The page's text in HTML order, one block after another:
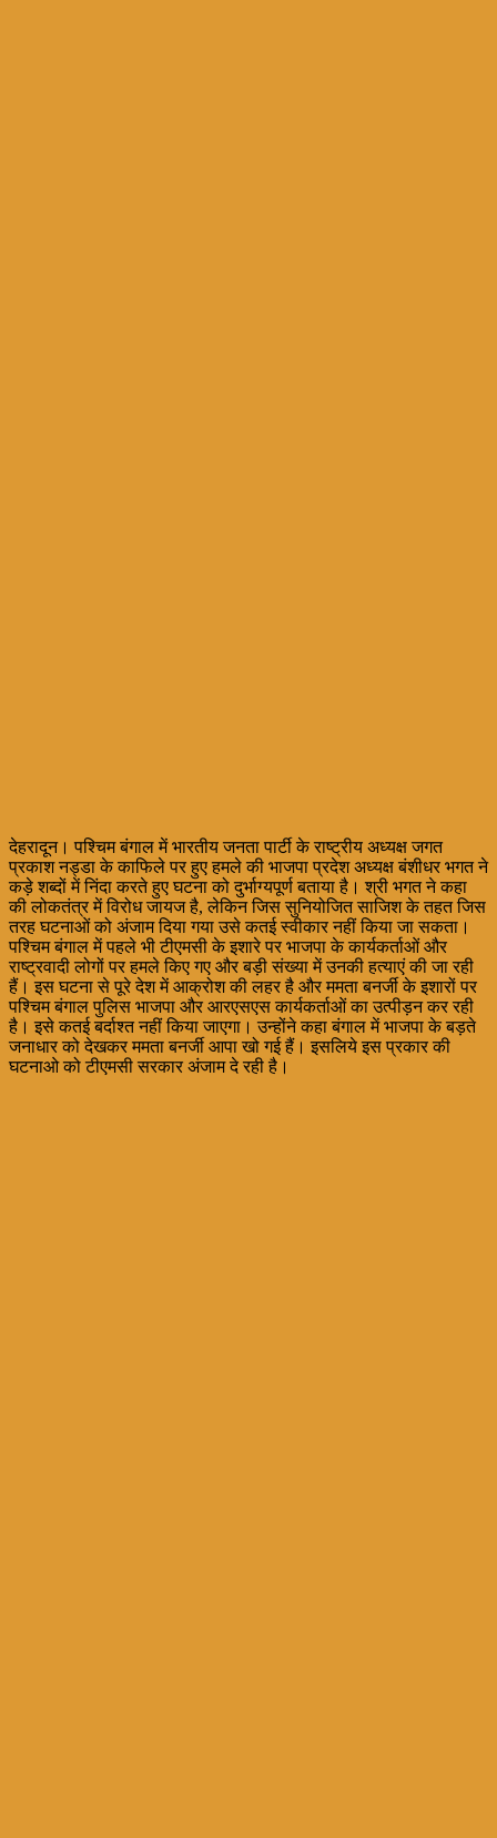
देहरादून। पश्चिम बंगाल में भारतीय जनता पार्टी के राष्ट्रीय अध्यक्ष जगत
प्रकाश नड्डा के काफिले पर हुए हमले की भाजपा प्रदेश अध्यक्ष बंशीधर भगत ने
कड़े शब्दों में निंदा करते हुए घटना को दुर्भाग्यपूर्ण बताया है। श्री भगत ने कहा
की लोकतंत्र में विरोध जायज है, लेकिन जिस सुनियोजित साजिश के तहत जिस
तरह घटनाओं को अंजाम दिया गया उसे कतई स्वीकार नहीं किया जा सकता।
पश्चिम बंगाल में पहले भी टीएमसी के इशारे पर भाजपा के कार्यकर्ताओं और
राष्ट्रवादी लोगों पर हमले किए गए और बड़ी संख्या में उनकी हत्याएं की जा रही
हैं। इस घटना से पूरे देश में आक्रोश की लहर है और ममता बनर्जी के इशारों पर
पश्चिम बंगाल पुलिस भाजपा और आरएसएस कार्यकर्ताओं का उत्पीड़न कर रही
है। इसे कतई बर्दाश्त नहीं किया जाएगा। उन्होंने कहा बंगाल में भाजपा के बड़ते
जनाधार को देखकर ममता बनर्जी आपा खो गई हैं। इसलिये इस प्रकार की
घटनाओ को टीएमसी सरकार अंजाम दे रही है।